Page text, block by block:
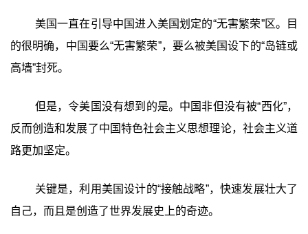
美国一直在引导中国进入美国划定的“无害繁荣”区。目
的很明确，中国要么“无害繁荣”，要么被美国设下的“岛链或
高墙”封死。
但是，令美国没有想到的是。中国非但没有被“西化”，
反而创造和发展了中国特色社会主义思想理论，社会主义道
路更加坚定。
关键是，利用美国设计的“接触战略”，快速发展壮大了
自己，而且是创造了世界发展史上的奇迹。